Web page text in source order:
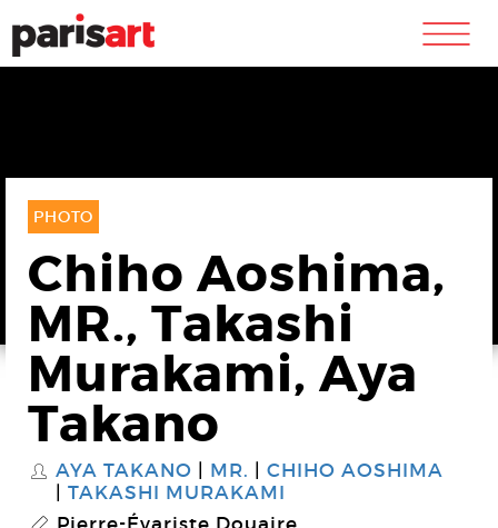
m
PHOTO
Chiho Aoshima,
MR., Takashi
Murakami, Aya
Takano
S AYA TAKANO MR.
CHIHO AOSHIMA
TAKASHI MURAKAMI